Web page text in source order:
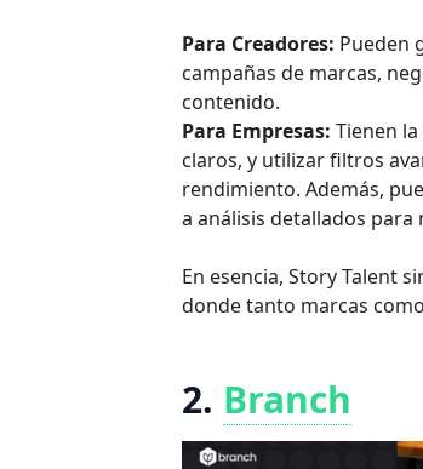
Para Creadores: Pueden
campañas de marcas,
contenido.
Para Empresas: Tienen
claros, y utilizar filtros
rendimiento. Además,
a análisis detallados
En esencia, Story Talent
donde tanto marcas
2. Branch